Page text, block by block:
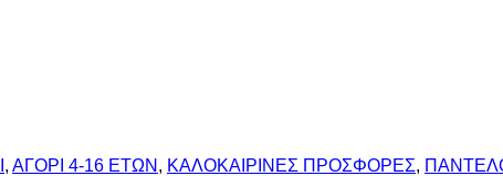
, ΑΓΟΡΙ 4-16 ΕΤΩΝ , ΚΑΛΟΚΑΙΡΙΝΕΣ ΠΡΟΣΦΟΡΕΣ,